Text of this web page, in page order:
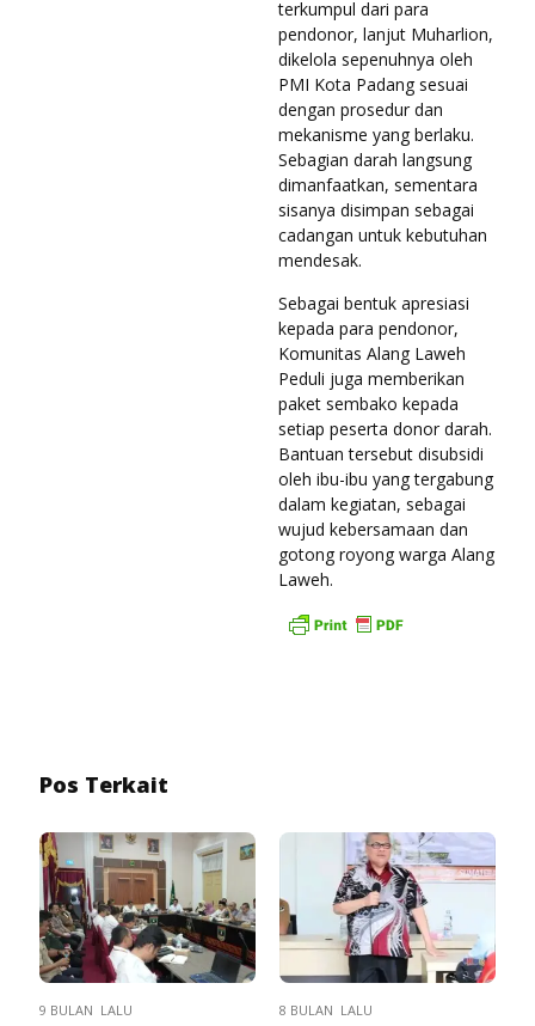
terkumpul dari para
pendonor, lanjut Muharlion,
dikelola sepenuhnya oleh
PMI Kota Padang sesuai
dengan prosedur dan
mekanisme yang berlaku.
Sebagian darah langsung
dimanfaatkan, sementara
sisanya disimpan sebagai
cadangan untuk kebutuhan
mendesak.
Sebagai bentuk apresiasi
kepada para pendonor,
Komunitas Alang Laweh
Peduli juga memberikan
paket sembako kepada
setiap peserta donor darah.
Bantuan tersebut disubsidi
oleh ibu-ibu yang tergabung
dalam kegiatan, sebagai
wujud kebersamaan dan
gotong royong warga Alang
Laweh.
Pos Terkait
9 BULAN LALU 8 BULAN LALU